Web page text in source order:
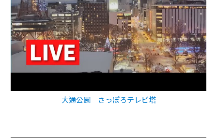
大通公園 さっぽろテレビ塔